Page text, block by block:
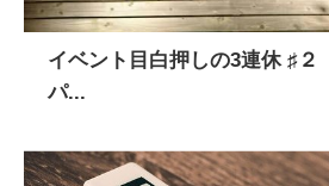
イベント目白押しの3連休 ♯２
パ...